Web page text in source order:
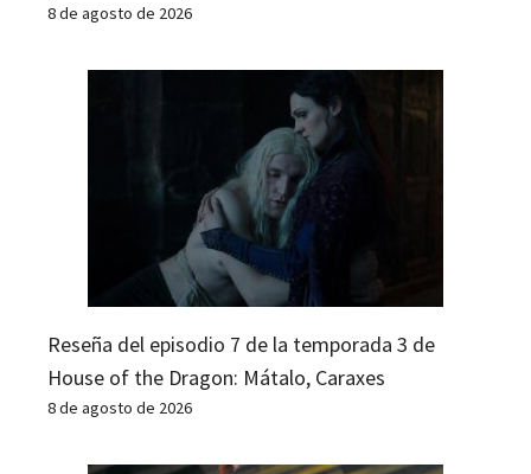
8 de agosto de 2026
Reseña del episodio 7 de la temporada 3 de
House of the Dragon: Mátalo, Caraxes
8 de agosto de 2026